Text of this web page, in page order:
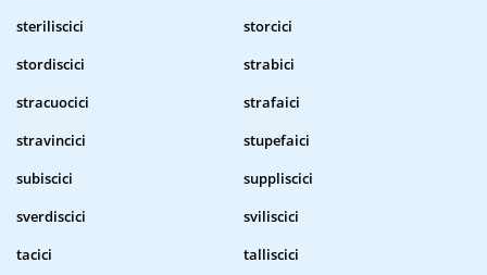
steriliscici
storcici
stordiscici
strabici
stracuocici
strafaici
stravincici
stupefaici
subiscici
suppliscici
sverdiscici
sviliscici
tacici
talliscici